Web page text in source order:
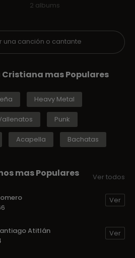
2 albums
una canción o cantante
Cristiana mas Populares
Heavy Metal
Punk
Acapella Bachatas
mas Populares Ver todos
Ver
Atitlán
Ver